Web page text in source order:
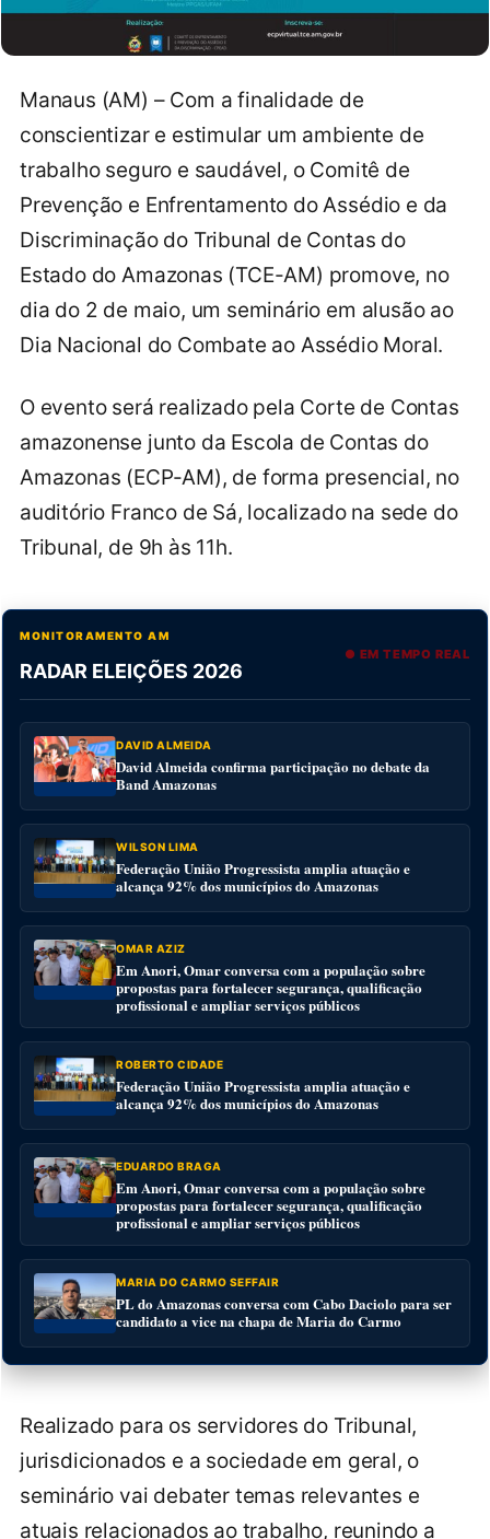
Manaus (AM) – Com a finalidade de
conscientizar e estimular um ambiente de
trabalho seguro e saudável, o Comitê de
Prevenção e Enfrentamento do Assédio e da
Discriminação do Tribunal de Contas do
Estado do Amazonas (TCE-AM) promove, no
dia do 2 de maio, um seminário em alusão ao
Dia Nacional do Combate ao Assédio Moral.
O evento será realizado pela Corte de Contas
amazonense junto da Escola de Contas do
Amazonas (ECP-AM), de forma presencial, no
auditório Franco de Sá, localizado na sede do
Tribunal, de 9h às 11h.
MONITORAMENTO AM
RADAR ELEIÇÕES 2026
● EM TEMPO REAL
DAVID ALMEIDA
David Almeida confirma participação no debate da
Band Amazonas
WILSON LIMA
Federação União Progressista amplia atuação e
alcança 92% dos municípios do Amazonas
OMAR AZIZ
Em Anori, Omar conversa com a população sobre
propostas para fortalecer segurança, qualificação
profissional e ampliar serviços públicos
ROBERTO CIDADE
Federação União Progressista amplia atuação e
alcança 92% dos municípios do Amazonas
EDUARDO BRAGA
Em Anori, Omar conversa com a população sobre
propostas para fortalecer segurança, qualificação
profissional e ampliar serviços públicos
MARIA DO CARMO SEFFAIR
PL do Amazonas conversa com Cabo Daciolo para ser
candidato a vice na chapa de Maria do Carmo
Realizado para os servidores do Tribunal,
jurisdicionados e a sociedade em geral, o
seminário vai debater temas relevantes e
atuais relacionados ao trabalho, reunindo a